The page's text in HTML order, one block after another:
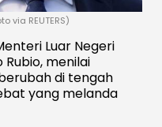
via REUTERS)
Luar Negeri
menilai
di tengah
yang melanda